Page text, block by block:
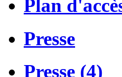
Plan
Presse
Presse (4)